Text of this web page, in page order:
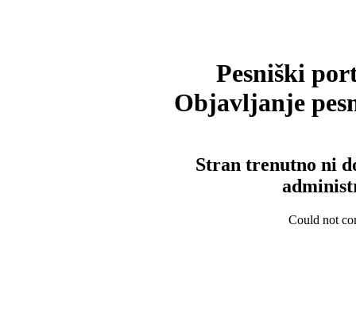
Pesniški
Objavljanje
Stran trenutno ni
Could not